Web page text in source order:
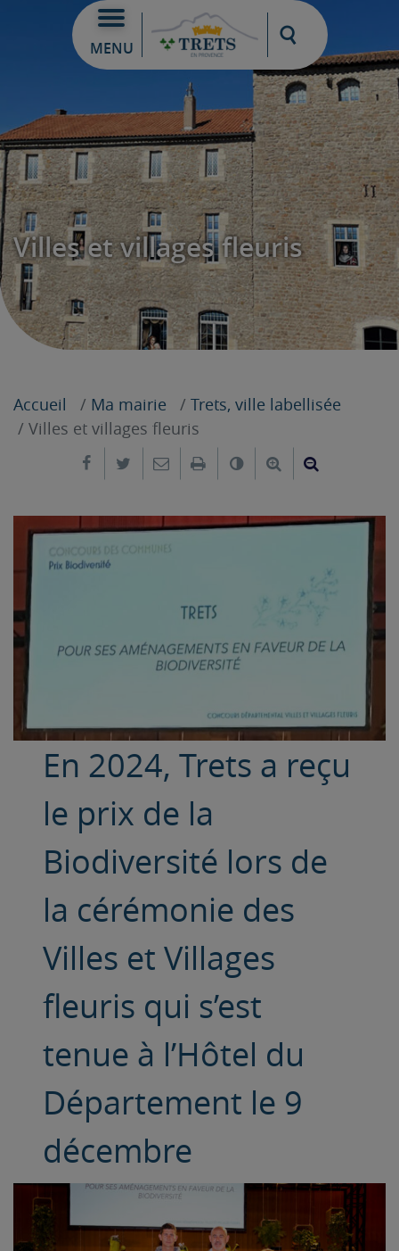
MENU
Moteur de
Villes et villages fleuris
Accueil Ma mairie
Trets, ville labellisée
Villes et villages fleuris
Partager sur Facebook
Partager sur Twitter
Envoyer par e-mail
ImprimerChanger leAgrandir le
En 2024, Trets a reçu
le prix de la
Biodiversité lors de
la cérémonie des
Villes et Villages
fleuris qui s’est
tenue à l’Hôtel du
Département le 9
décembre